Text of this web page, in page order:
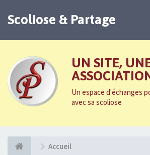
Scoliose & Partage
UN SITE,
Un espace d'échanges
avec sa scoliose
Accueil